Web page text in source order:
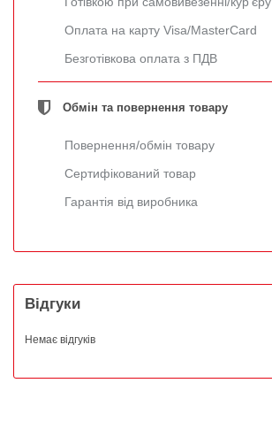
Оплата на карту Visa/MasterCard
Безготівкова оплата з ПДВ
Обмін та повернення товару
Повернення/обмін товару
Сертифікований товар
Гарантія від виробника
Відгуки
Немає відгуків